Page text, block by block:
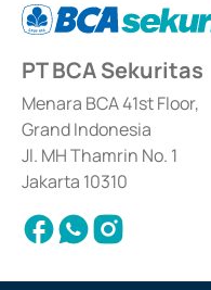
PT BCA Sekuritas
Menara BCA 41st Floor,
Grand Indonesia
Jl. MH Thamrin No. 1
Jakarta 10310